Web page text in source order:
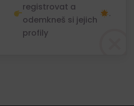
registrovat a
odemkneš si jejich
profily
.